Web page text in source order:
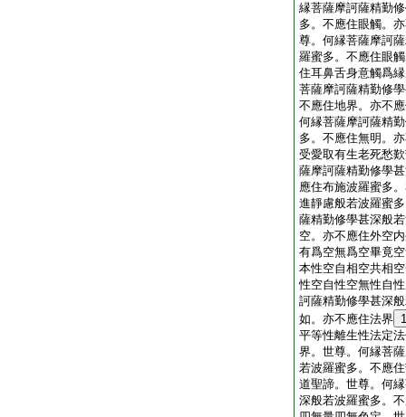
縁菩薩摩訶薩精勤
多。不應住眼觸。
尊。何縁菩薩摩訶
羅蜜多。不應住眼
住耳鼻舌身意觸爲
菩薩摩訶薩精勤修
不應住地界。亦不
何縁菩薩摩訶薩精
多。不應住無明。
受愛取有生老死愁
薩摩訶薩精勤修學
應住布施波羅蜜多
進靜慮般若波羅蜜
薩精勤修學甚深般
空。亦不應住外空
有爲空無爲空畢竟
本性空自相空共相
性空自性空無性自
訶薩精勤修學甚深
如。亦不應住法界
1
平等性離生性法定
界。世尊。何縁菩
若波羅蜜多。不應
道聖諦。世尊。何
深般若波羅蜜多。